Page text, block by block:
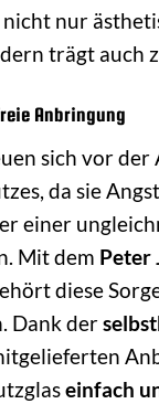
nicht nur
trägt auch
Anbringung
sich vor
da sie
einer
Mit dem Peter
diese
Dank der
einfach